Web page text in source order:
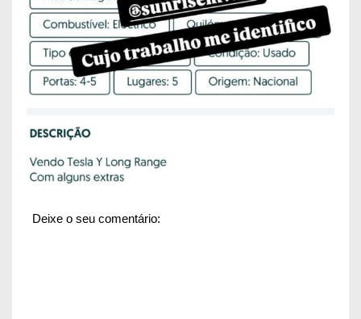
Deixe o seu comentário: